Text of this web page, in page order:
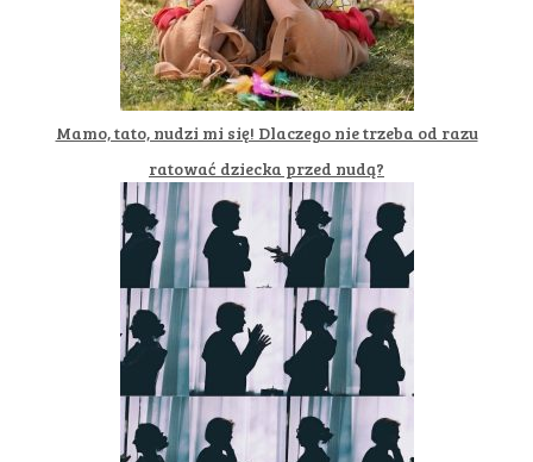
Mamo, tato, nudzi mi się! Dlaczego nie trzeba od razu
ratować dziecka przed nudą?